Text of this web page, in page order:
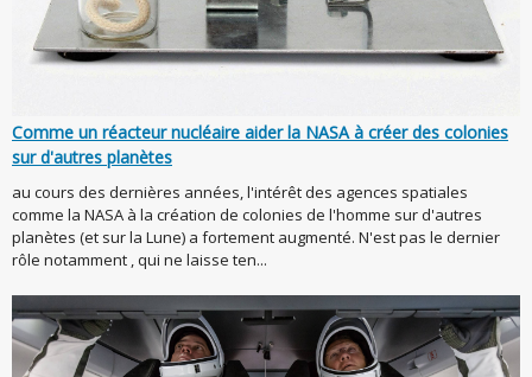
Comme un réacteur nucléaire aider la NASA à créer des colonies
sur d'autres planètes
au cours des dernières années, l'intérêt des agences spatiales
comme la NASA à la création de colonies de l'homme sur d'autres
planètes (et sur la Lune) a fortement augmenté. N'est pas le dernier
rôle notamment , qui ne laisse ten...